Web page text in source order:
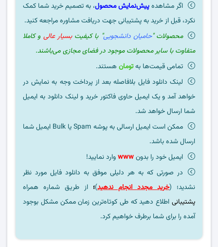
اگر مشاهدهپیش‌نمایش محصول، به تصمیم خرید شما کمک
نکرد، قبل از خرید به پشتیبانی جهت دریافت مشاوره مراجعه کنید.
محصولات "حامیان دانشجویی" با کیفیت بسیار عالی و کاملا
متفاوت با سایر محصولات موجود در فضای مجازی می‌باشند.
تمامی قیمت‌ها بهتومان هستند.
لینک دانلود فایل بلافاصله بعد از پرداخت وجه به نمایش در
خواهد آمد و یک ایمیل حاوی فاکتور خرید و لینک دانلود به ایمیل
شما ارسال خواهد شد.
ممکن است ایمیل ارسالی به پوشه Spam یا Bulk ایمیل شما
ارسال شده باشد.
ایمیل خود را بدونwwwوارد نمایید!
در صورتی که به هر دلیلی موفق به دانلود فایل مورد نظر
نشدید؛ (خرید مجدد انجام ندهید)؛ از طریق شماره همراه
پشتیبانی اطلاع دهید که طی کوتاه‌ترین زمان ممکن مشکل بوجود
آمده را برای شما برطرف خواهیم کرد.